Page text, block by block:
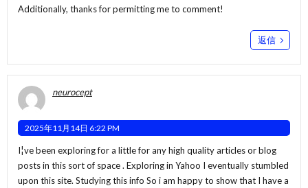
Additionally, thanks for permitting me to comment!
返信
neurocept
2025年11月14日 6:22 PM
I¦ve been exploring for a little for any high quality articles or blog
posts in this sort of space . Exploring in Yahoo I eventually stumbled
upon this site. Studying this info So i am happy to show that I have a